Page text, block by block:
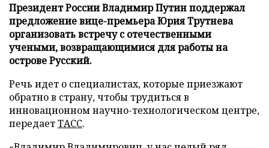
Президент России Владимир Путин поддержал
предложение вице-премьера Юрия Трутнева
организовать встречу с отечественными
учеными, возвращающимися для работы на
острове Русский.
Речь идет о специалистах, которые приезжают
обратно в страну, чтобы трудиться в
инновационном научно-технологическом центре,
передаетТАСС.